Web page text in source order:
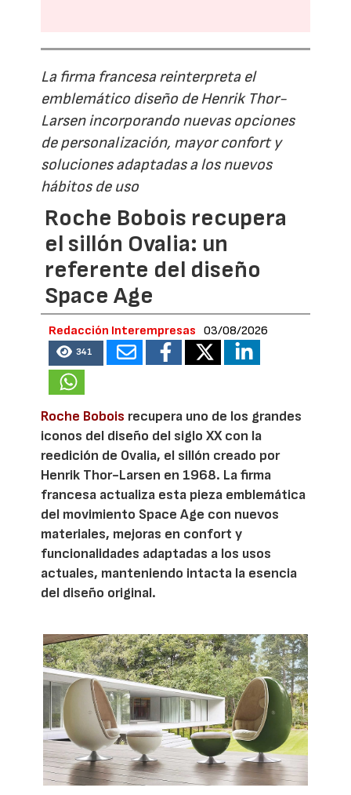
La firma francesa reinterpreta el
emblemático diseño de Henrik Thor-
Larsen incorporando nuevas opciones
de personalización, mayor confort y
soluciones adaptadas a los nuevos
hábitos de uso
Roche Bobois recupera
el sillón Ovalia: un
referente del diseño
Space Age
Redacción Interempresas 03/08/2026
341
Roche Bobois recupera uno de los grandes
iconos del diseño del siglo XX con la
reedición de Ovalia, el sillón creado por
Henrik Thor-Larsen en 1968. La firma
francesa actualiza esta pieza emblemática
del movimiento Space Age con nuevos
materiales, mejoras en confort y
funcionalidades adaptadas a los usos
actuales, manteniendo intacta la esencia
del diseño original.